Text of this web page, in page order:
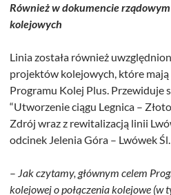
Również w dokumencie
kolejowych
Linia została również
projektów kolejowych, które
Programu Kolej Plus. Przewiduje
“Utworzenie ciągu Legnica –
Zdrój wraz z rewitalizacją linii
odcinek Jelenia Góra – Lwówek Śl.
– Jak czytamy, głównym celem
kolejowej o połączenia kolejowe (w